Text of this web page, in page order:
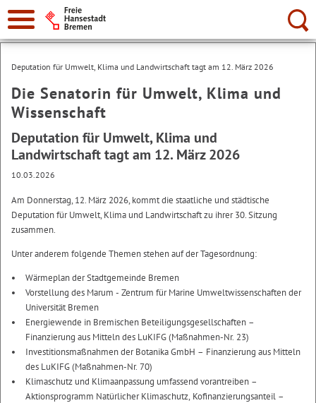
Suche:
Deputation für Umwelt, Klima und Landwirtschaft tagt am 12. März 2026
Die Senatorin für Umwelt, Klima und
Wissenschaft
Deputation für Umwelt, Klima und
Landwirtschaft tagt am 12. März 2026
10.03.2026
Am Donnerstag, 12. März 2026, kommt die staatliche und städtische
Deputation für Umwelt, Klima und Landwirtschaft zu ihrer 30. Sitzung
zusammen.
Unter anderem folgende Themen stehen auf der Tagesordnung:
Wärmeplan der Stadtgemeinde Bremen
Vorstellung des Marum - Zentrum für Marine Umweltwissenschaften der
Universität Bremen
Energiewende in Bremischen Beteiligungsgesellschaften –
Finanzierung aus Mitteln des LuKIFG (Maßnahmen-Nr. 23)
Investitionsmaßnahmen der Botanika GmbH – Finanzierung aus Mitteln
des LuKIFG (Maßnahmen-Nr. 70)
Klimaschutz und Klimaanpassung umfassend vorantreiben –
Aktionsprogramm Natürlicher Klimaschutz, Kofinanzierungsanteil –